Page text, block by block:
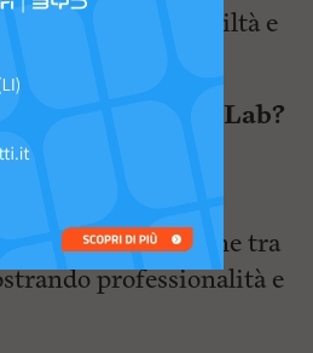
due cose: Umiltà e
a vedere Zelig Lab?
Un plauso
Vicari, il nostro
guida alla perfezione tra
professionalità e